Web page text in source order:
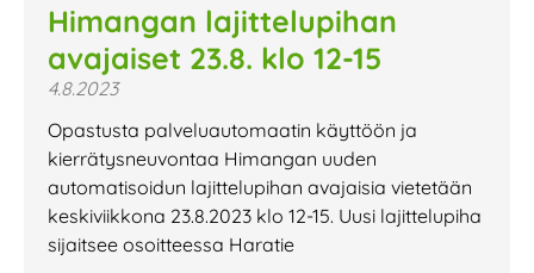
Himangan lajittelupihan
avajaiset 23.8. klo 12-15
4.8.2023
Opastusta palveluautomaatin käyttöön ja
kierrätysneuvontaa Himangan uuden
automatisoidun lajittelupihan avajaisia vietetään
keskiviikkona 23.8.2023 klo 12-15. Uusi lajittelupiha
sijaitsee osoitteessa Haratie